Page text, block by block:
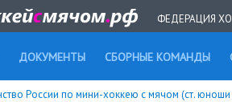
ФЕДЕРАЦИЯ
ДОКУМЕНТЫ СБОРНЫЕ КОМАНДЫ
России по мини-хоккею с мячом (ст.